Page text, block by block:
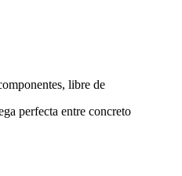
libre de
perfecta entre concreto